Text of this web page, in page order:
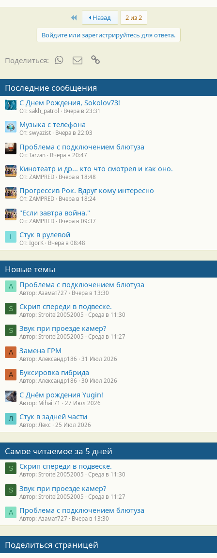
т
First Назад
2 из 2
Войдите или зарегистрируйтесь для ответа.
Поделиться: WhatsAppЭлектронная почта
Последние сообщения
С Днем Рождения, Sokolov73!
От: sakh_patrol Вчера в 23:31
Музыка с телефона
От: swyazist Вчера в 22:03
Проблема с подключением блютуза
От: Tarzan Вчера в 20:47
Кинотеатр и др... кто что смотрел и как оно.
От: ZAMPRED Вчера в 18:48
Прогрессив Рок. Вдруг кому интересно
От: ZAMPRED Вчера в 18:24
"Если завтра война."
От: ZAMPRED Вчера в 09:37
I Стук в рулевой
От: IgorK Вчера в 08:48
Новые темы
А Проблема с подключением блютуза
Автор: Азамат727 Вчера в 13:30
S Скрип спереди в подвеске.
Автор: Stroitel20052005 Среда в 11:30
S Звук при проезде камер?
Автор: Stroitel20052005 Среда в 11:27
А Замена ГРМ
Автор: Александр186 31 Июл 2026
А Буксировка гибрида
Автор: Александр186 30 Июл 2026
С Днём рождения Yugin!
Автор: Mihail71 27 Июл 2026
Л Стук в задней части
Автор: Лекс 25 Июл 2026
Самое читаемое за 5 дней
S Скрип спереди в подвеске.
Автор: Stroitel20052005 Среда в 11:30
S Звук при проезде камер?
Автор: Stroitel20052005 Среда в 11:27
А Проблема с подключением блютуза
Автор: Азамат727 Вчера в 13:30
Поделиться страницей